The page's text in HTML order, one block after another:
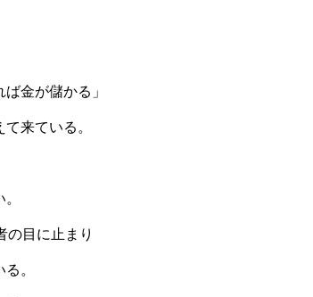
金が儲かる」
来ている。
の目に止まり
。